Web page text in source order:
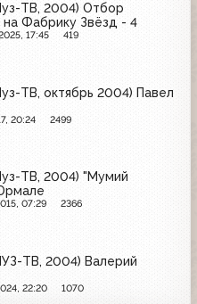
ТВ, 2004) Отбор
на Фабрику Звёзд - 4
17:45 419
ТВ, октябрь 2004) Павел
20:24 2499
ТВ, 2004) "Мумий
07:29 2366
ТВ, 2004) Валерий
22:20 1070